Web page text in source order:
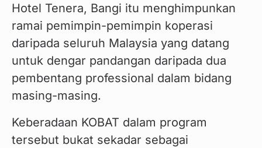
Hotel Tenera, Bangi itu menghimpunkan
ramai pemimpin-pemimpin koperasi
daripada seluruh Malaysia yang datang
untuk dengar pandangan daripada dua
pembentang professional dalam bidang
masing-masing.
Keberadaan KOBAT dalam program
tersebut bukat sekadar sebagai